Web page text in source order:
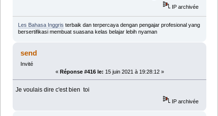
IP archivée
Les Bahasa Inggris terbaik dan terpercaya dengan pengajar profesional yang
bersertifikasi membuat suasana kelas belajar lebih nyaman
send
Invité
« Réponse #416 le: 15 juin 2021 à 19:28:12 »
Je voulais dire c'est bien toi
IP archivée